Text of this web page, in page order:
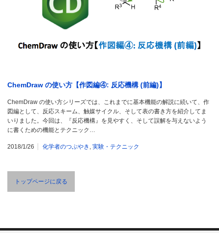
ChemDraw の使い方【作図編④: 反応機構 (前編)】
ChemDraw の使い方シリーズでは、これまでに基本機能の解説に続いて、作
図編として、反応スキーム、触媒サイクル、そして表の書き方を紹介してま
いりました。今回は、『反応機構』を見やすく、そして誤解を与えないよう
に書くための機能とテクニック…
2018/1/26 化学者のつぶやき , 実験・テクニック
トップページに戻る